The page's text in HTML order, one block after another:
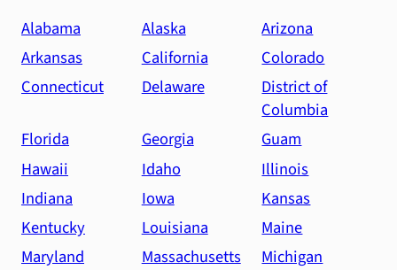
Alabama Alaska
Arizona
Arkansas
California
Colorado
Connecticut
Delaware
District of
Columbia
Florida
Georgia
Guam
Hawaii
Idaho
Illinois
Indiana
Iowa
Kansas
Kentucky
Louisiana
Maine
Maryland
Massachusetts
Michigan